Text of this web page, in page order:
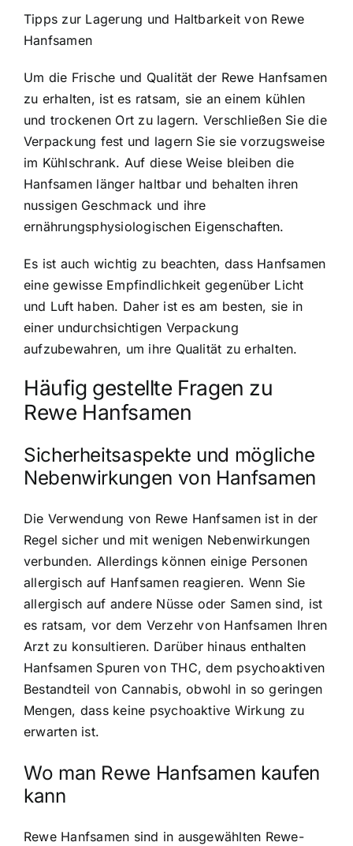
Tipps zur Lagerung und Haltbarkeit von Rewe
Hanfsamen
Um die Frische und Qualität der Rewe Hanfsamen
zu erhalten, ist es ratsam, sie an einem kühlen
und trockenen Ort zu lagern. Verschließen Sie die
Verpackung fest und lagern Sie sie vorzugsweise
im Kühlschrank. Auf diese Weise bleiben die
Hanfsamen länger haltbar und behalten ihren
nussigen Geschmack und ihre
ernährungsphysiologischen Eigenschaften.
Es ist auch wichtig zu beachten, dass Hanfsamen
eine gewisse Empfindlichkeit gegenüber Licht
und Luft haben. Daher ist es am besten, sie in
einer undurchsichtigen Verpackung
aufzubewahren, um ihre Qualität zu erhalten.
Häufig gestellte Fragen zu
Rewe Hanfsamen
Sicherheitsaspekte und mögliche
Nebenwirkungen von Hanfsamen
Die Verwendung von Rewe Hanfsamen ist in der
Regel sicher und mit wenigen Nebenwirkungen
verbunden. Allerdings können einige Personen
allergisch auf Hanfsamen reagieren. Wenn Sie
allergisch auf andere Nüsse oder Samen sind, ist
es ratsam, vor dem Verzehr von Hanfsamen Ihren
Arzt zu konsultieren. Darüber hinaus enthalten
Hanfsamen Spuren von THC, dem psychoaktiven
Bestandteil von Cannabis, obwohl in so geringen
Mengen, dass keine psychoaktive Wirkung zu
erwarten ist.
Wo man Rewe Hanfsamen kaufen
kann
Rewe Hanfsamen sind in ausgewählten Rewe-